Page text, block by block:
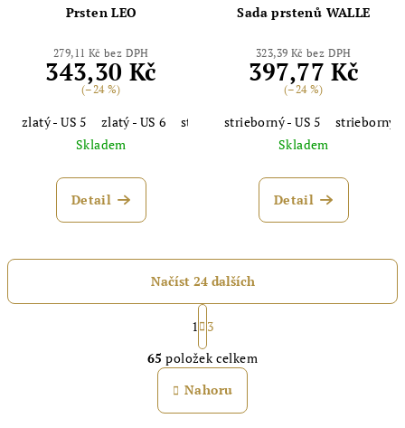
Prsten LEO
279,11 Kč bez DPH
343,30 Kč
(–24 %)
zlatý - US 5 zlatý - US 6 strieborný - US 8 strieborný - US 9
Skladem
Detail
Sada prstenů WALLE
323,39 Kč bez DPH
397,77 Kč
(–24 %)
strieborný - US 5
strieborný -
Skladem
Detail
O
v
l
á
Načíst 24 dalších
S
t
r
á
n
k
o
1
3
65 položek celkem
Nahoru